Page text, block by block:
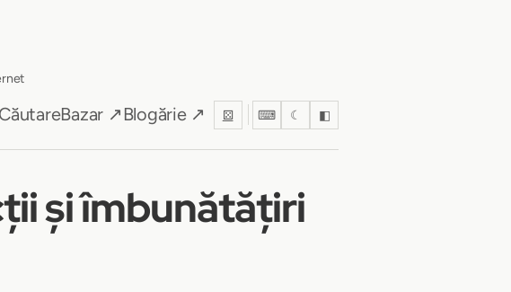
CăutareBazar ↗ Blogărie ↗ ⚄ ⌨ ☾ ◧
și îmbunătățiri